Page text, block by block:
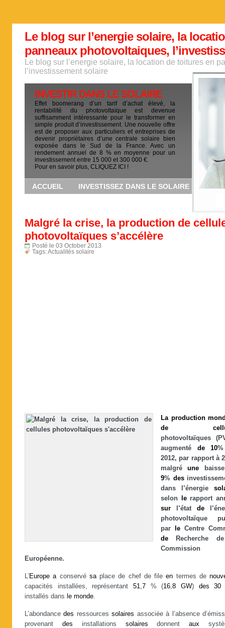
Le blog sur l’energie solaire, la
panneaux photovoltaiques,
Le blog sur l’energie solaire, la location de toitures en
l’investissement solaire
INVESTIR DANS LE SOLAIRE
Effet boomerang d’un tarif d’achat élevé, la
rentabilité du photovoltaïque est devenue
suffisamment intéressante pour le transformer en
simple produit d’investissement. Une nouvelle offre
est de proposer aux particuliers et entreprises de
devenir propriétaires d’une centrale solaire bien
exposée dans le Sud de la France. Avec un
rendement annuel de 8 % en moyenne pour un
investissement entre 15 000 et 300 000 €.
Pour en savoir plus, CLIQUEZ ICI !
ACCUEIL INVESTISSEZ DANS LE SOLAIRE
Malgré la crise, la production de
photovoltaïques s’accélère
Posté le 03 October 2013
Tags:Actualités solaire
La production
de
photovoltaïques
augmenté de 10
2012, par rapport à
malgréune
9% des
dans l’énergie
selon
lerapport
sur l’état de
photovoltaïque
par
le Centre
de Recherche
Commission
Européenne.
L’ Europe aconservé saplace de chef de fileen termes de
capacités installées, représentant 51, 7 % (16,8 GW) des
30
installés dans le monde.
L’abondancedes ressourcessolaires associée à l’absence
provenant des installations solaires donnentaux